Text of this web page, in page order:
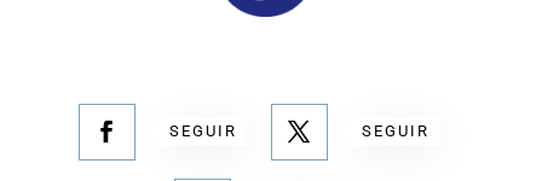
SEGUIR SEGUIR